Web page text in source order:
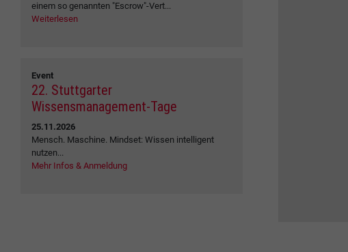
einem so genannten "Escrow"-Vert...
Weiterlesen
Event
22. Stuttgarter
Wissensmanagement-Tage
25.11.2026
Mensch. Maschine. Mindset: Wissen intelligent
nutzen...
Mehr Infos & Anmeldung